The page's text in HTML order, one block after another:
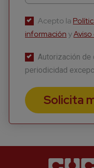
Acepto la
información y
Autorización de
periodicidad
Solicita